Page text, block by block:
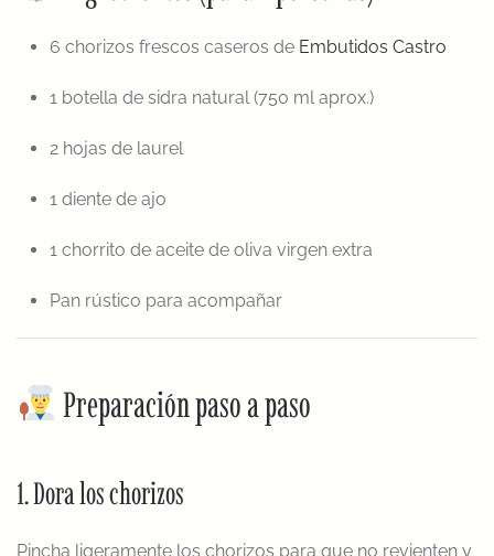
6 chorizos frescos caseros de Embutidos Castro
1 botella de sidra natural (750 ml aprox.)
2 hojas de laurel
1 diente de ajo
1 chorrito de aceite de oliva virgen extra
Pan rústico para acompañar
Preparación paso a paso
1. Dora los chorizos
Pincha ligeramente los chorizos para que no revienten y